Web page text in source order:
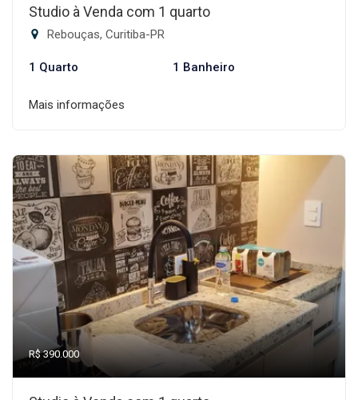
Studio à Venda com 1 quarto
Rebouças, Curitiba-PR
1 Quarto 1 Banheiro
Mais informações
R$ 390.000